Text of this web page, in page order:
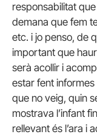
responsabilitat
demana que fem
etc. i jo penso, de
important que
serà acollir i
estar fent informes
que no veig, quin
mostrava l’infant
rellevant és l’ara i